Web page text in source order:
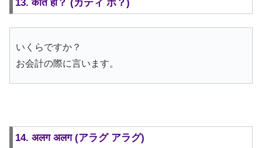
13. कति हो？ (カティ ホ？)
いくらですか？
お会計の際に言います。
14. अलग अलग (アラグ アラグ)